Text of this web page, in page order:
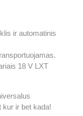
ir automatinis
18 V LXT
kur ir bet kada!